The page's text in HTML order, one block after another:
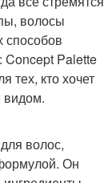
волосы
способов
Palette
тех, кто хочет
видом.
волос,
Он